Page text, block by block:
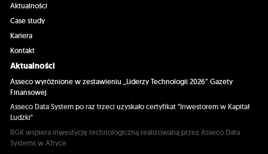
Aktualności
Case study
Kariera
Kontakt
Aktualności
Asseco wyróżnione w zestawieniu „Liderzy Technologii 2026” Gazety
Finansowej
Asseco Data System po raz trzeci uzyskało certyfikat "Inwestorem w Kapitał
Ludzki"
BGK wspiera inwestycję technologiczną realizowaną przez Asseco Data
Systems w Afryce